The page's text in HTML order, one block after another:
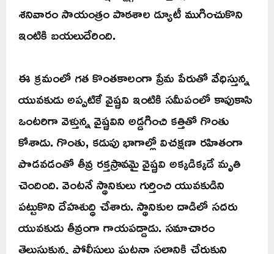
శనివారం సాయంత్రం పాఠశాల డ్యూటీ ముగించుకొని
ఇంటికి బయలుదేరింది.
ఈ క్రమంలో గత కొంతకాలంగా ప్రేమ పేరుతో వేధిస్తున్న
యువకుడు అప్పటికే వైష్ణవి ఇంటికి సమీపంలో కాపుకాసి
ఒంటరిగా వెళ్తున్న వైష్ణవిని అడ్డగించి కత్తితో గొంతు
కోశాడు. గొంతు, కడుపు భాగాల్లో విచక్షణా రహితంగా
పొడవడంతో తీవ్ర రక్తస్రావమై వైష్ణవి అక్కడిక్కడే మృతి
చెందింది. వెంటనే స్థానికులు గుర్తించి యువకుడిని
పట్టుకొని దేహశుద్ధి చేశారు. స్థానికుల దాడిలో సదరు
యువకుడు తీవ్రంగా గాయపడ్డాడు. సమాచారం
తెలుసుకున్న పోలీసులు ఘటనా స్థలానికి చేరుకుని